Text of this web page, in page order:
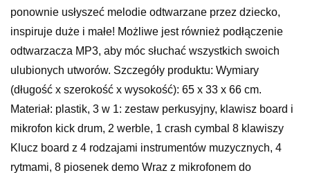
ponownie usłyszeć melodie odtwarzane przez dziecko,
inspiruje duże i małe! Możliwe jest również podłączenie
odtwarzacza MP3, aby móc słuchać wszystkich swoich
ulubionych utworów. Szczegóły produktu: Wymiary
(długość x szerokość x wysokość): 65 x 33 x 66 cm.
Materiał: plastik, 3 w 1: zestaw perkusyjny, klawisz board i
mikrofon kick drum, 2 werble, 1 crash cymbal 8 klawiszy
Klucz board z 4 rodzajami instrumentów muzycznych, 4
rytmami, 8 piosenek demo Wraz z mikrofonem do